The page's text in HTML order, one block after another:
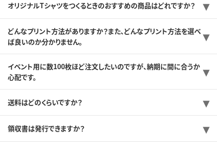
オリジナルTシャツをつくるときのおすすめの商品はどれですか？
どんなプリント方法がありますか？また、どんなプリント方法を選べ
ば良いのか分かりません。
イベント用に数100枚ほど注文したいのですが、納期に間に合うか
心配です。
送料はどのくらいですか？
領収書は発行できますか？